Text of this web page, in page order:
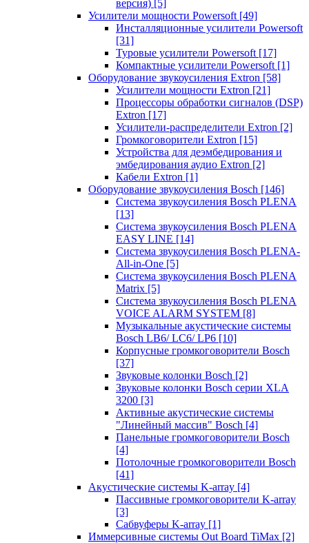
версия) [5]
Усилители мощности Powersoft [49]
Инсталляционные усилители Powersoft
[31]
Туровые усилители Powersoft [17]
Компактные усилители Powersoft [1]
Оборудование звукоусиления Extron [58]
Усилители мощности Extron [21]
Процессоры обработки сигналов (DSP)
Extron [17]
Усилители-распределители Extron [2]
Громкоговорители Extron [15]
Устройства для деэмбедирования и
эмбедирования аудио Extron [2]
Кабели Extron [1]
Оборудование звукоусиления Bosch [146]
Система звукоусиления Bosch PLENA
[13]
Система звукоусиления Bosch PLENA
EASY LINE [14]
Система звукоусиления Bosch PLENA-
All-in-One [5]
Система звукоусиления Bosch PLENA
Matrix [5]
Система звукоусиления Bosch PLENA
VOICE ALARM SYSTEM [8]
Музыкальные акустические системы
Bosch LB6/ LC6/ LP6 [10]
Корпусные громкоговорители Bosch
[37]
Звуковые колонки Bosch [2]
Звуковые колонки Bosch серии XLA
3200 [3]
Активные акустические системы
"Линейный массив" Bosch [4]
Панельные громкоговорители Bosch
[4]
Потолочные громкоговорители Bosch
[41]
Акустические системы K-array [4]
Пассивные громкоговорители K-array
[3]
Сабвуферы K-array [1]
Иммерсивные системы Out Board TiMax [2]